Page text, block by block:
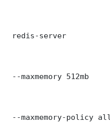
redis-server
--maxmemory 512mb
--maxmemory-policy